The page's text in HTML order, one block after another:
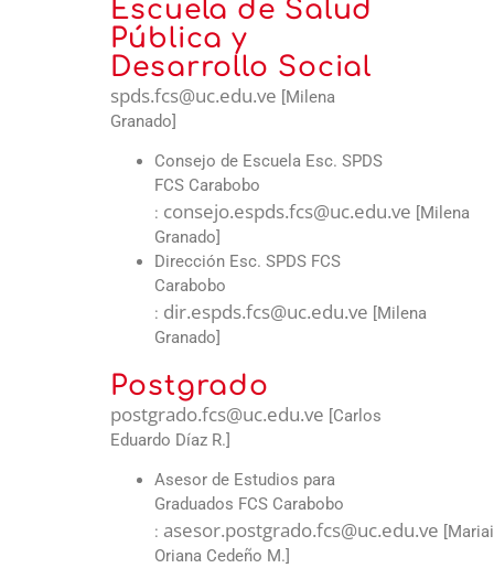
Escuela de Salud
Pública y
Desarrollo Social
spds.fcs@uc.edu.ve [Milena
Granado]
Consejo de Escuela Esc. SPDS
FCS Carabobo
: consejo.espds.fcs@uc.edu.ve [Milena
Granado]
Dirección Esc. SPDS FCS
Carabobo
: dir.espds.fcs@uc.edu.ve [Milena
Granado]
Postgrado
postgrado.fcs@uc.edu.ve [Carlos
Eduardo Díaz R.]
Asesor de Estudios para
Graduados FCS Carabobo
: asesor.postgrado.fcs@uc.edu.ve
Oriana Cedeño M.]